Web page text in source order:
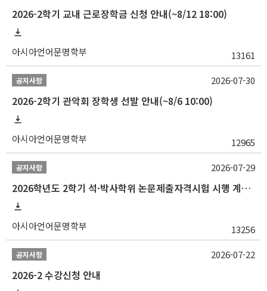
2026-2학기 교내 근로장학금 신청 안내(~8/12 18:00)
아시아언어문명학부 13161
공지사항
2026-2학기 관악회 장학생 선발 안내(~8/6 10:00)
아시아언어문명학부 12965
2026-07-30
공지사항
2026학년도 2학기 석·박사학위 논문제출자격시험 시행 계획 공고
아시아언어문명학부 13256
2026-07-29
공지사항
2026-2 수강신청 안내
2026-07-22